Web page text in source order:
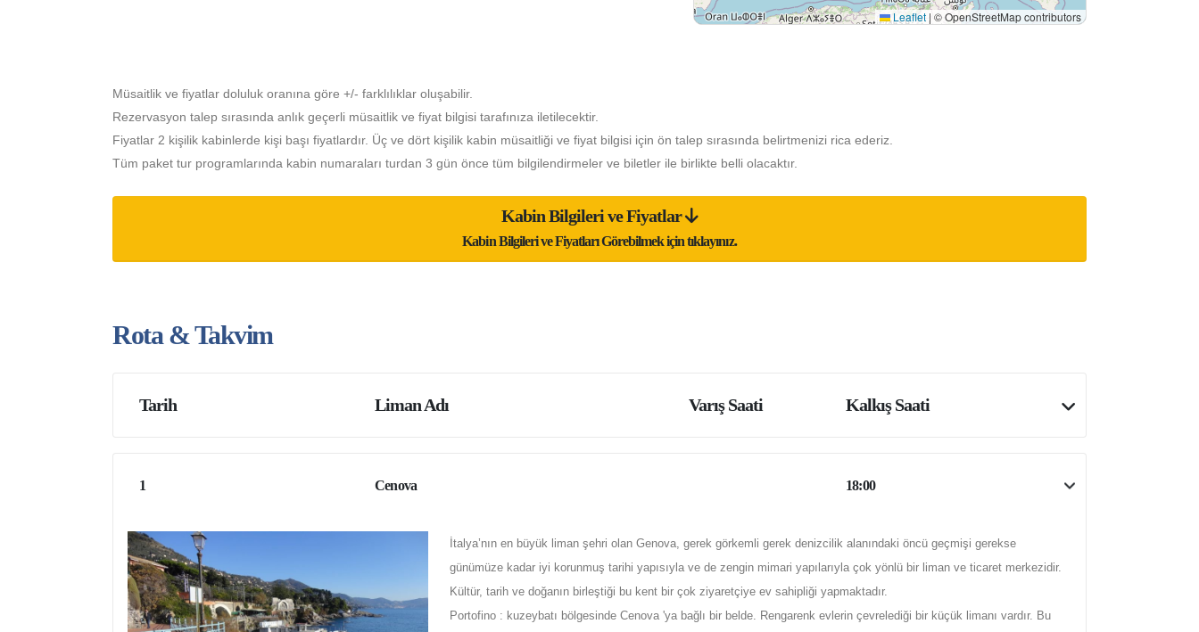
Leaflet | © OpenStreetMap contributors
Müsaitlik ve fiyatlar doluluk oranına göre +/- farklılıklar oluşabilir.
Rezervasyon talep sırasında anlık geçerli müsaitlik ve fiyat bilgisi tarafınıza iletilecektir.
Fiyatlar 2 kişilik kabinlerde kişi başı fiyatlardır. Üç ve dört kişilik kabin müsaitliği ve fiyat bilgisi için ön talep sırasında belirtmenizi rica ederiz.
Tüm paket tur programlarında kabin numaraları turdan 3 gün önce tüm bilgilendirmeler ve biletler ile birlikte belli olacaktır.
Kabin Bilgileri ve Fiyatlar
Kabin Bilgileri ve Fiyatları Görebilmek için tıklayınız.
Rota & Takvim
Tarih Liman Adı Varış Saati Kalkış Saati
1 Cenova 18:00
İtalya’nın en büyük liman şehri olan Genova, gerek görkemli gerek denizcilik alanındaki öncü geçmişi gerekse
günümüze kadar iyi korunmuş tarihi yapısıyla ve de zengin mimari yapılarıyla çok yönlü bir liman ve ticaret merkezidir.
Kültür, tarih ve doğanın birleştiği bu kent bir çok ziyaretçiye ev sahipliği yapmaktadır.
Portofino : kuzeybatı bölgesinde Cenova 'ya bağlı bir belde. Rengarenk evlerin çevrelediği bir küçük limanı vardır. Bu